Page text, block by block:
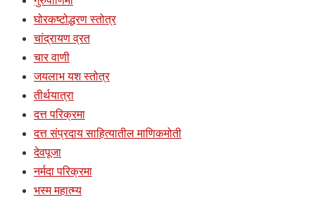
घोरकष्टोद्धरण स्तोत्र
चांद्रायण व्रत
चार वाणी
जयलाभ यश स्तोत्र
तीर्थयात्रा
दत्त परिक्रमा
दत्त संप्रदाय साहित्यातील माणिकमोती
देवपूजा
नर्मदा परिक्रमा
भस्म महात्म्य